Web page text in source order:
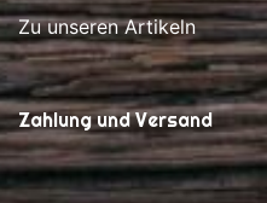
Zu unseren Artikeln
Zahlung und Versand